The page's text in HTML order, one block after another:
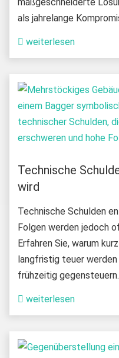
als jahrelange
weiterlesen
Technische
wird
Technische Schulden
Folgen werden jedoch
Erfahren Sie, warum
langfristig teuer werden
frühzeitig gegensteuern.
weiterlesen